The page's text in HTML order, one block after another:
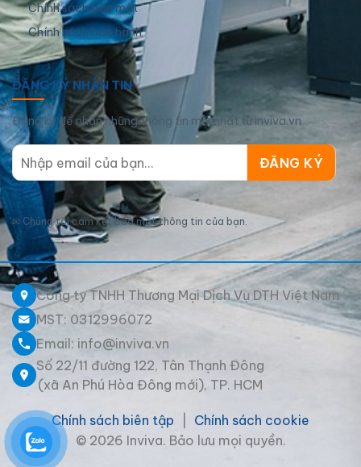
Chính sách bảo mật
Chính sách bảo hành
ĐĂNG KÝ NHẬN TIN
Đăng ký để nhận những thông tin mới nhất từ inviva.vn
✉ Chúng tôi cam kết bảo mật thông tin của bạn.
Công ty TNHH Thương Mại Dịch Vụ DTH Việt Nam
MST: 0312996072
Email: info@inviva.vn
Số 22/11 đường 122, Tân Thạnh Đông
(xã An Phú Hòa Đông mới), TP. HCM
Chính sách biên tập
Chính sách cookie
© 2026 Inviva. Bảo lưu mọi quyền.